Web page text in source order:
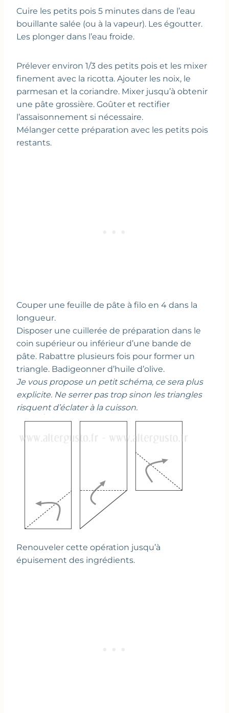
Cuire les petits pois 5 minutes dans de l’eau
bouillante salée (ou à la vapeur). Les égoutter.
Les plonger dans l’eau froide.
Prélever environ 1/3 des petits pois et les mixer
finement avec la ricotta. Ajouter les noix, le
parmesan et la coriandre. Mixer jusqu’à obtenir
une pâte grossière. Goûter et rectifier
l’assaisonnement si nécessaire.
Mélanger cette préparation avec les petits pois
restants.
Couper une feuille de pâte à filo en 4 dans la
longueur.
Disposer une cuillerée de préparation dans le
coin supérieur ou inférieur d’une bande de
pâte. Rabattre plusieurs fois pour former un
triangle. Badigeonner d’huile d’olive.
Je vous propose un petit schéma, ce sera plus
explicite. Ne serrer pas trop sinon les triangles
risquent d’éclater à la cuisson.
Renouveler cette opération jusqu’à
épuisement des ingrédients.